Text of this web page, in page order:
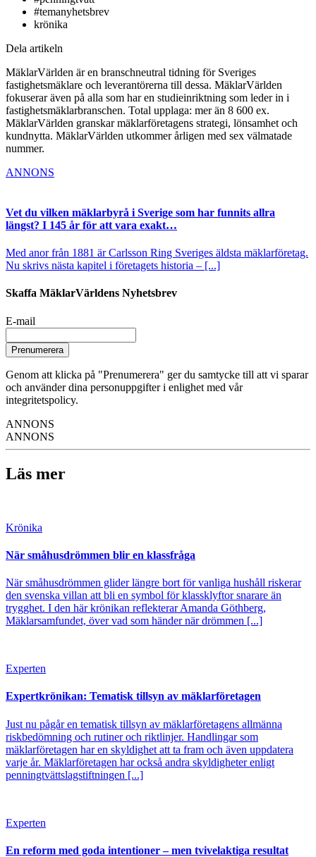
#temanyhetsbrev
krönika
Dela artikeln
MäklarVärlden är en branschneutral tidning för Sveriges
fastighetsmäklare och leverantörerna till dessa. MäklarVärlden
fokuserar även på alla som har en studieinriktning som leder in i
fastighetsmäklarbranschen. Total upplaga: mer än 8 600 ex.
MäklarVärlden granskar mäklarföretagens strategi, lönsamhet och
kundnytta. MäklarVärlden utkommer årligen med sex välmatade
nummer.
ANNONS
Vet du vilken mäklarbyrå i Sverige som har funnits allra
längst? I 145 år för att vara exakt…
Med anor från 1881 är Carlsson Ring Sveriges äldsta mäklarföretag.
Nu skrivs nästa kapitel i företagets historia – [...]
Skaffa MäklarVärldens Nyhetsbrev
E-mail
Prenumerera
Genom att klicka på "Prenumerera" ger du samtycke till att vi sparar
och använder dina personuppgifter i enlighet med vår
integritetspolicy.
ANNONS
ANNONS
Läs mer
Krönika
När småhusdrömmen blir en klassfråga
När småhusdrömmen glider längre bort för vanliga hushåll riskerar
den svenska villan att bli en symbol för klassklyftor snarare än
trygghet. I den här krönikan reflekterar Amanda Göthberg,
Mäklarsamfundet, över vad som händer när drömmen [...]
Experten
Expertkrönikan: Tematisk tillsyn av mäklarföretagen
Just nu pågår en tematisk tillsyn av mäklarföretagens allmänna
riskbedömning och rutiner och riktlinjer. Handlingar som
mäklarföretagen har en skyldighet att ta fram och även uppdatera
varje år. Mäklarföretagen har också andra skyldigheter enligt
penningtvättslagstiftningen [...]
Experten
En reform med goda intentioner – men tvivelaktiga resultat